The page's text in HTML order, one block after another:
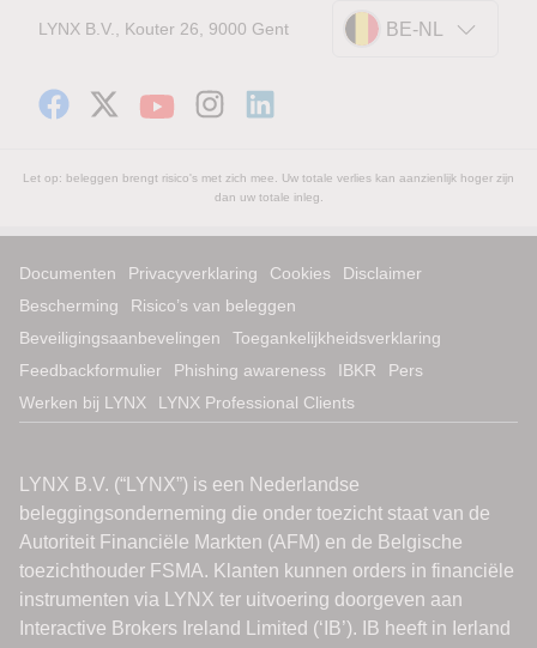
LYNX B.V., Kouter 26, 9000 Gent BE-NL
Let op: beleggen brengt risico's met zich mee. Uw totale verlies kan aanzienlijk hoger zijn
dan uw totale inleg.
Documenten Privacyverklaring Cookies
Disclaimer
Bescherming
Risico’s van beleggen
Beveiligingsaanbevelingen
Toegankelijkheidsverklaring
Feedbackformulier
Phishing awareness IBKR
Pers
Werken bij LYNX
LYNX Professional Clients